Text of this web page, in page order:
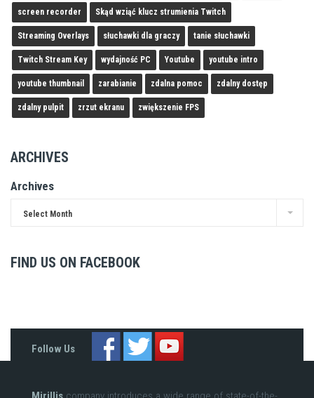
screen recorder Skąd wziąć klucz strumienia Twitch
Streaming Overlays słuchawki dla graczy tanie słuchawki
Twitch Stream Key wydajność PC Youtube youtube intro
youtube thumbnail zarabianie zdalna pomoc zdalny dostęp
zdalny pulpit zrzut ekranu zwiększenie FPS
ARCHIVES
Archives
Select Month
FIND US ON FACEBOOK
Follow Us